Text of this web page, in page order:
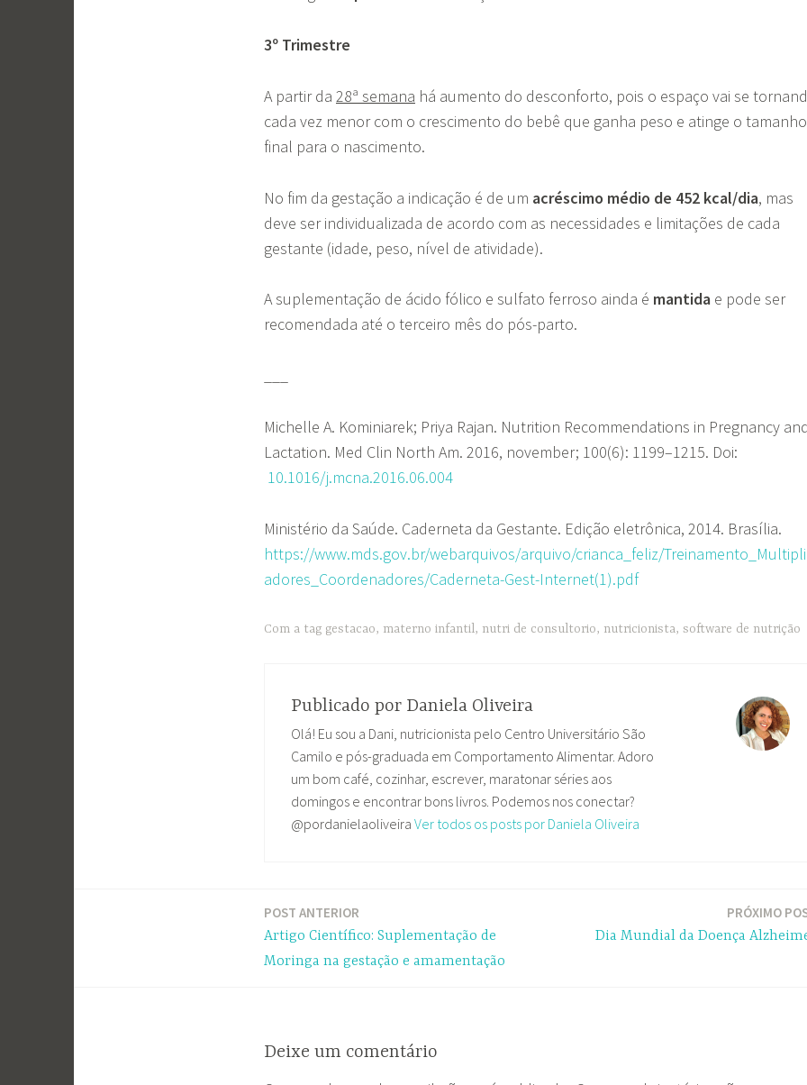
3º Trimestre
A partir da 28ª semana há aumento do desconforto, pois o espaço vai se
cada vez menor com o crescimento do bebê que ganha peso e atinge o tamanho
final para o nascimento.
No fim da gestação a indicação é de um acréscimo médio de 452 kcal/dia, mas
deve ser individualizada de acordo com as necessidades e limitações de cada
gestante (idade, peso, nível de atividade).
A suplementação de ácido fólico e sulfato ferroso ainda é mantida e pode ser
recomendada até o terceiro mês do pós-parto.
Michelle A. Kominiarek; Priya Rajan. Nutrition Recommendations in Pregnancy
Lactation. Med Clin North Am. 2016, november; 100(6): 1199–1215. Doi:
10.1016/j.mcna.2016.06.004
Ministério da Saúde. Caderneta da Gestante. Edição eletrônica, 2014. Brasília.
https://www.mds.gov.br/webarquivos/arquivo/crianca_feliz/
adores_Coordenadores/Caderneta-Gest-Internet(1).pdf
Com a tag gestacao, materno infantil, nutri de consultorio, nutricionista, software de nutrição
Publicado por Daniela Oliveira
Olá! Eu sou a Dani, nutricionista pelo Centro Universitário São
Camilo e pós-graduada em Comportamento Alimentar. Adoro
um bom café, cozinhar, escrever, maratonar séries aos
domingos e encontrar bons livros. Podemos nos conectar?
@pordanielaoliveira Ver todos os posts por Daniela Oliveira
POST ANTERIOR
Artigo Científico: Suplementação de
Moringa na gestação e amamentação
PRÓXIMO
Dia Mundial da Doença
Deixe um comentário